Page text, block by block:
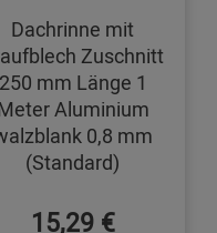
Dachrinne mit
Zuschnitt
250 mm Länge 1
Aluminium
0,8 mm
(Standard)
15,29 €